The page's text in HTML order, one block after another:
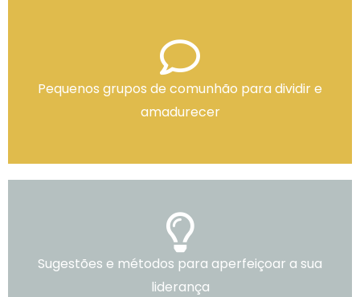
Pequenos grupos de comunhão para dividir e
amadurecer
Sugestões e métodos para aperfeiçoar a sua
liderança